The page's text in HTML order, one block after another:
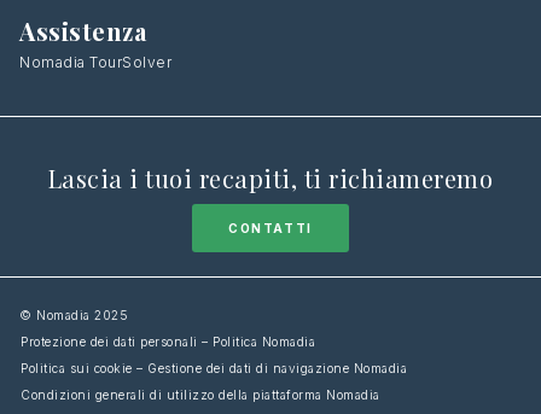
Assistenza
Nomadia TourSolver
Lascia i tuoi recapiti, ti richiameremo
CONTATTI
© Nomadia 2025
Protezione dei dati personali – Politica Nomadia
Politica sui cookie – Gestione dei dati di navigazione Nomadia
Condizioni generali di utilizzo della piattaforma Nomadia